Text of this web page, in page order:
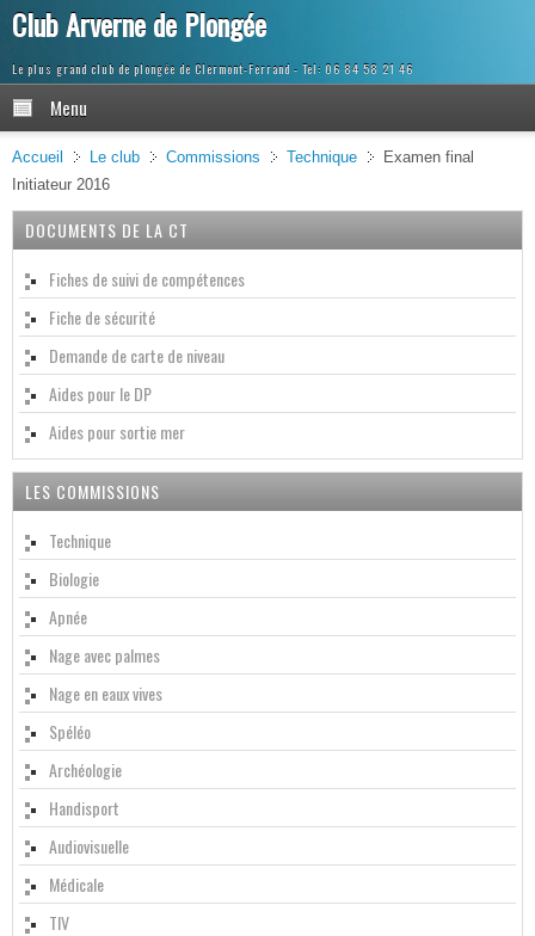
Club Arverne de Plongée
Le plus grand club de plongée de Clermont-Ferrand
Menu
Accueil Le club Commissions Technique
Examen final
Initiateur 2016
DOCUMENTS DE LA CT
Fiches de suivi de compétences
Fiche de sécurité
Demande de carte de niveau
Aides pour le DP
Aides pour sortie mer
LES COMMISSIONS
Technique
Biologie
Apnée
Nage avec palmes
Nage en eaux vives
Spéléo
Archéologie
Handisport
Audiovisuelle
Médicale
TIV